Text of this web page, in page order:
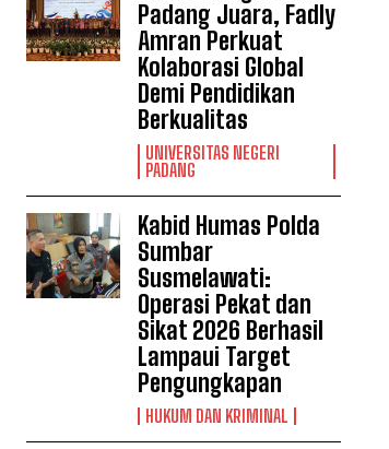
Padang Juara, Fadly
Amran Perkuat
Kolaborasi Global
Demi Pendidikan
Berkualitas
UNIVERSITAS NEGERI
PADANG
Kabid Humas Polda
Sumbar
Susmelawati:
Operasi Pekat dan
Sikat 2026 Berhasil
Lampaui Target
Pengungkapan
HUKUM DAN KRIMINAL